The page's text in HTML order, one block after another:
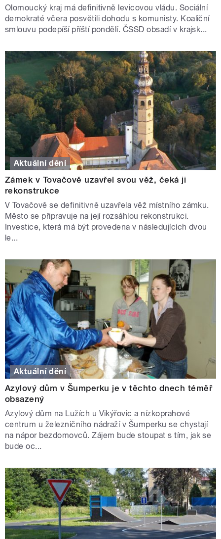
Olomoucký kraj má definitivně levicovou vládu. Sociální
demokraté včera posvětili dohodu s komunisty. Koaliční
smlouvu podepíší příští pondělí. ČSSD obsadí v krajsk...
Aktuální dění
Zámek v Tovačově uzavřel svou věž, čeká ji
rekonstrukce
V Tovačově se definitivně uzavřela věž místního zámku.
Město se připravuje na její rozsáhlou rekonstrukci.
Investice, která má být provedena v následujících dvou
le...
Aktuální dění
Azylový dům v Šumperku je v těchto dnech téměř
obsazený
Azylový dům na Lužích u Vikýřovic a nízkoprahové
centrum u železničního nádraží v Šumperku se chystají
na nápor bezdomovců. Zájem bude stoupat s tím, jak se
bude oc...